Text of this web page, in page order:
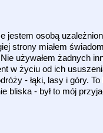
jestem osobą
strony miałem
używałem żadnych
w życiu od ich
- łąki, lasy i góry.
bliska - był to mój